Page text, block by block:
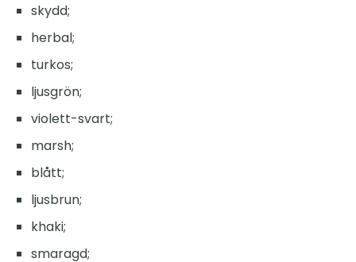
skydd;
herbal;
turkos;
ljusgrön;
violett-svart;
marsh;
blått;
ljusbrun;
khaki;
smaragd;